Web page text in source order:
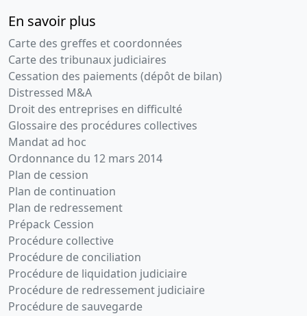
En savoir plus
Carte des greffes et coordonnées
Carte des tribunaux judiciaires
Cessation des paiements (dépôt de bilan)
Distressed M&A
Droit des entreprises en difficulté
Glossaire des procédures collectives
Mandat ad hoc
Ordonnance du 12 mars 2014
Plan de cession
Plan de continuation
Plan de redressement
Prépack Cession
Procédure collective
Procédure de conciliation
Procédure de liquidation judiciaire
Procédure de redressement judiciaire
Procédure de sauvegarde